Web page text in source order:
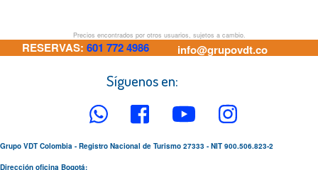
Precios encontrados por otros usuarios, sujetos a cambio.
RESERVAS: 601 772 4986 info@grupovdt.co
Síguenos en:
Grupo VDT Colombia - Registro Nacional de Turismo 27333 - NIT 900.506.823-2
Dirección oficina Bogotá: